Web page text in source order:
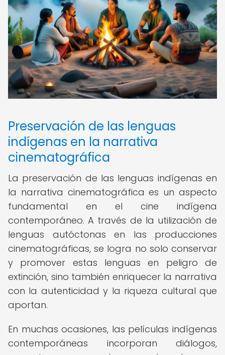
Preservación de las lenguas
indígenas en la narrativa
cinematográfica
La preservación de las lenguas indígenas en
la narrativa cinematográfica es un aspecto
fundamental en el cine indígena
contemporáneo. A través de la utilización de
lenguas autóctonas en las producciones
cinematográficas, se logra no solo conservar
y promover estas lenguas en peligro de
extinción, sino también enriquecer la narrativa
con la autenticidad y la riqueza cultural que
aportan.
En muchas ocasiones, las películas indígenas
contemporáneas incorporan diálogos,